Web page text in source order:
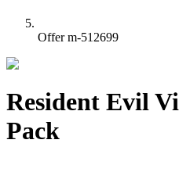
Offer m-512699
Resident Evil
Pack